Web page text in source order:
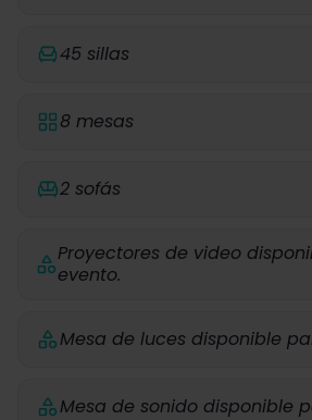
45 sillas
8 mesas
2 sofás
Proyectores de video
evento.
Mesa de luces disponible
Mesa de sonido disponible